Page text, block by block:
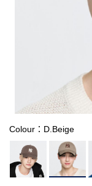
Colour：D.Beige